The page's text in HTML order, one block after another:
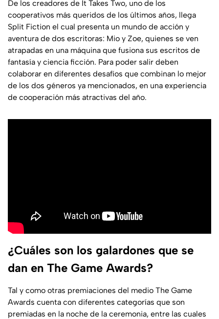
De los creadores de It Takes Two, uno de los
cooperativos más queridos de los últimos años, llega
Split Fiction el cual presenta un mundo de acción y
aventura de dos escritoras: Mio y Zoe, quienes se ven
atrapadas en una máquina que fusiona sus escritos de
fantasía y ciencia ficción. Para poder salir deben
colaborar en diferentes desafíos que combinan lo mejor
de los dos géneros ya mencionados, en una experiencia
de cooperación más atractivas del año.
¿Cuáles son los galardones que se
dan en The Game Awards?
Tal y como otras premiaciones del medio The Game
Awards cuenta con diferentes categorías que son
premiadas en la noche de la ceremonia, entre las cuales